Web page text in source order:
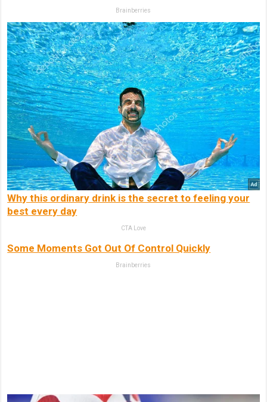
Brainberries
Why this ordinary drink is the secret to feeling your
best every day
CTA Love
Some Moments Got Out Of Control Quickly
Brainberries